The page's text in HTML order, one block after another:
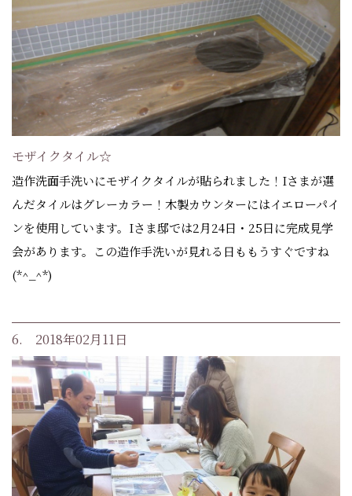
モザイクタイル☆
造作洗面手洗いにモザイクタイルが貼られました！Iさまが選
んだタイルはグレーカラー！木製カウンターにはイエローパイ
ンを使用しています。Iさま邸では2月24日・25日に完成見学
会があります。この造作手洗いが見れる日ももうすぐですね
(*^_^*)
6. 2018年02月11日